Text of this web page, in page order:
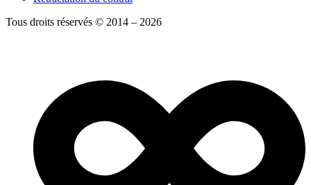
Tous droits réservés © 2014 – 2026